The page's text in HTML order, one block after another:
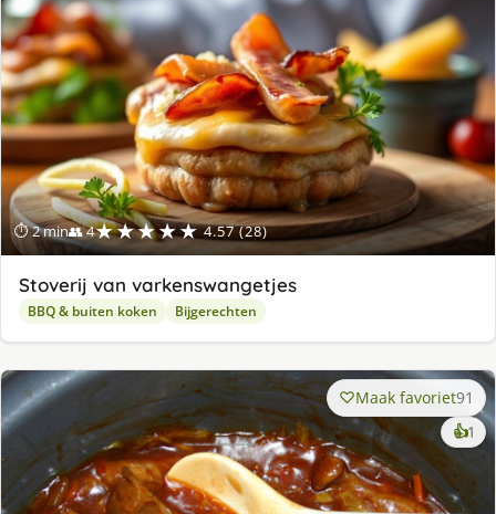
⏱ 2 min👥 4★★★★★ 4.57 (28)
Stoverij van varkenswangetjes
BBQ & buiten koken Bijgerechten
Maak favoriet91
👍1